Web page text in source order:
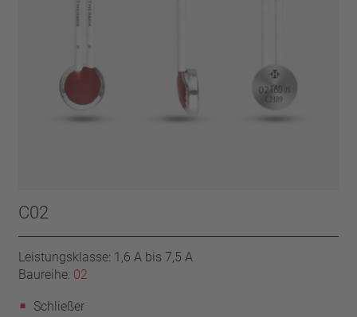
C02
Leistungsklasse: 1,6 A bis 7,5 A
Baureihe: 02
Schließer